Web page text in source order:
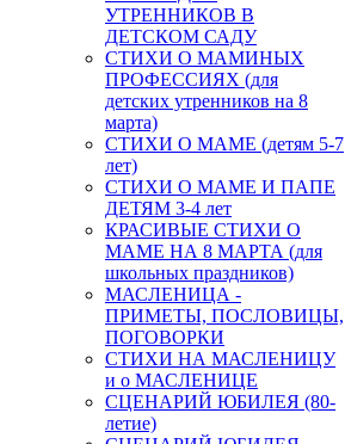
УТРЕННИКОВ В
ДЕТСКОМ САДУ
СТИХИ О МАМИНЫХ
ПРОФЕССИЯХ (для
детских утренников на 8
марта)
СТИХИ О МАМЕ (детям 5-7
лет)
СТИХИ О МАМЕ И ПАПЕ
ДЕТЯМ 3-4 лет
КРАСИВЫЕ СТИХИ О
МАМЕ НА 8 МАРТА (для
школьных праздников)
МАСЛЕНИЦА -
ПРИМЕТЫ, ПОСЛОВИЦЫ,
ПОГОВОРКИ
СТИХИ НА МАСЛЕНИЦУ
и о МАСЛЕНИЦЕ
СЦЕНАРИЙ ЮБИЛЕЯ (80-
летие)